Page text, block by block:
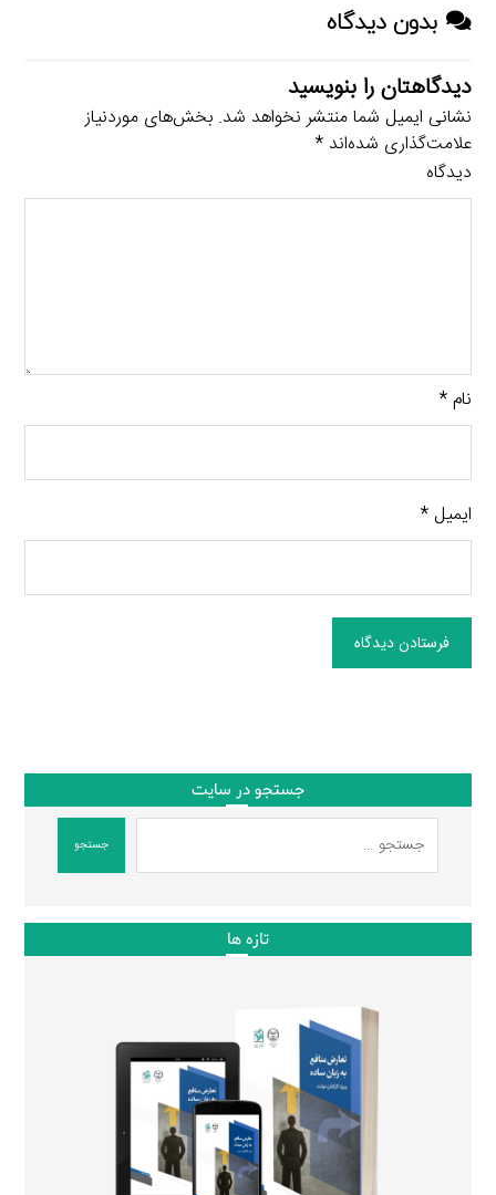
بدون دیدگاه
دیدگاهتان را بنویسید
نشانی ایمیل شما منتشر نخواهد شد. بخش‌های موردنیاز
علامت‌گذاری شده‌اند*
دیدگاه
نام*
ایمیل*
فرستادن دیدگاه
جستجو در سایت
جستجو
تازه ها